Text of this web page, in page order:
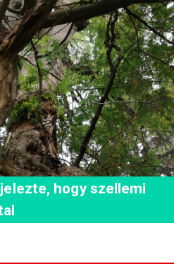
hogy szellemi